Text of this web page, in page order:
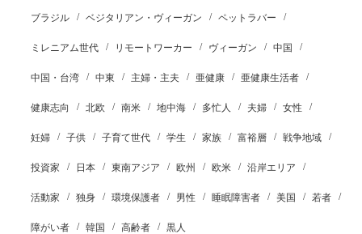
ブラジル ベジタリアン・ヴィーガン ペットラバー
ミレニアム世代 リモートワーカー ヴィーガン 中国
中国・台湾 中東 主婦・主夫 亜健康 亜健康生活者
健康志向 北欧 南米 地中海 多忙人 夫婦 女性
妊婦 子供 子育て世代 学生 家族 富裕層 戦争地域
投資家 日本 東南アジア 欧州 欧米 沿岸エリア
活動家 独身 環境保護者 男性 睡眠障害者 美国 若者
障がい者 韓国 高齢者 黒人